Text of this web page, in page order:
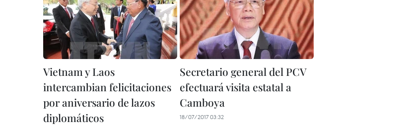
Vietnam y Laos
intercambian felicitaciones
por aniversario de lazos
diplomáticos
Secretario general del PCV
efectuará visita estatal a
Camboya
18/07/2017 03:32